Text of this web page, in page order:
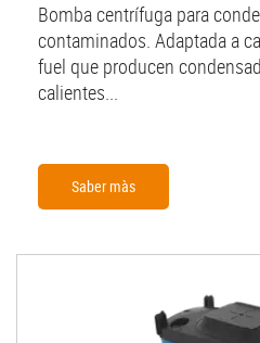
Bomba centrífuga para
contaminados. Adaptada a
fuel que producen
calientes...
Saber màs